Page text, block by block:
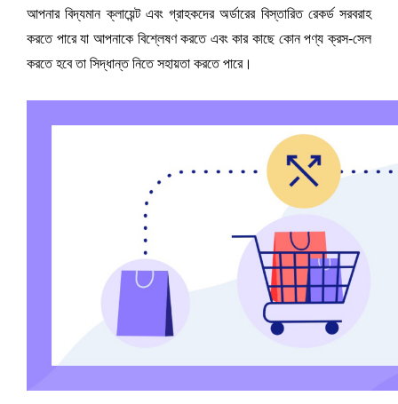
আপনার বিদ্যমান ক্লায়েন্ট এবং গ্রাহকদের অর্ডারের বিস্তারিত রেকর্ড সরবরাহ
করতে পারে যা আপনাকে বিশ্লেষণ করতে এবং কার কাছে কোন পণ্য ক্রস-সেল
করতে হবে তা সিদ্ধান্ত নিতে সহায়তা করতে পারে।